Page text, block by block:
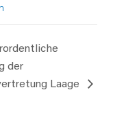
der
Laage